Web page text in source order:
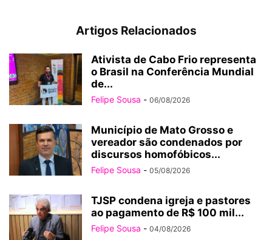
Artigos Relacionados
Ativista de Cabo Frio representa
o Brasil na Conferência Mundial
de...
Felipe Sousa - 06/08/2026
Município de Mato Grosso e
vereador são condenados por
discursos homofóbicos...
Felipe Sousa - 05/08/2026
TJSP condena igreja e pastores
ao pagamento de R$ 100 mil...
Felipe Sousa - 04/08/2026